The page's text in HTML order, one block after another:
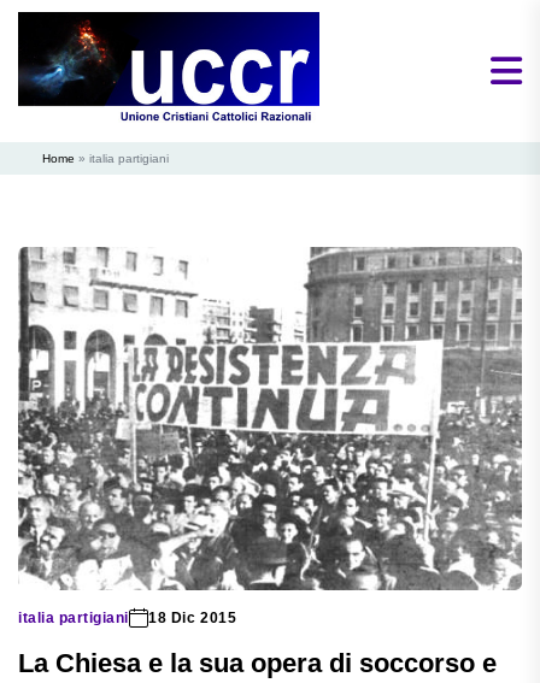
Home » italia partigiani
italia partigiani 18 Dic 2015
La Chiesa e la sua opera di soccorso e